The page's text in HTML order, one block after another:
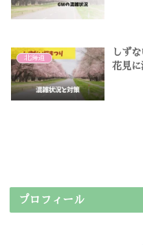
北海道
しず
花見
プロフィール